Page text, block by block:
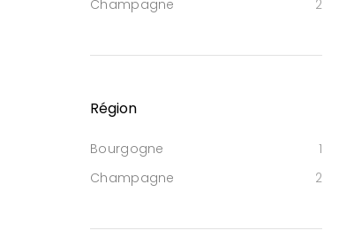
Champagne
2
Région
Bourgogne
1
Champagne
2